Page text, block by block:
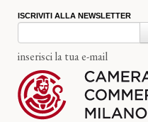
ISCRIVITI ALLA NEWSLETTER
inserisci la tua e-mail